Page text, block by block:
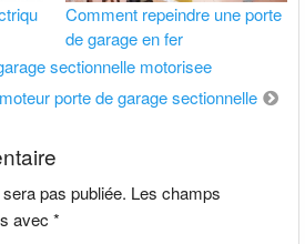
Comment repeindre une porte
de garage en fer
sectionnelle motorisee
porte de garage sectionnelle
pas publiée. Les champs
avec*